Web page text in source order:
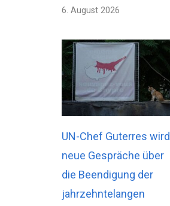
6. August 2026
UN-Chef Guterres wird
neue Gespräche über
die Beendigung der
jahrzehntelangen